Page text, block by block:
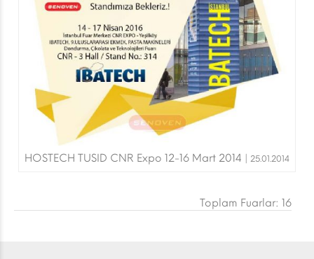
HOSTECH TUSID CNR Expo 12-16 Mart 2014 | 25.01.2014
Toplam Fuarlar: 16